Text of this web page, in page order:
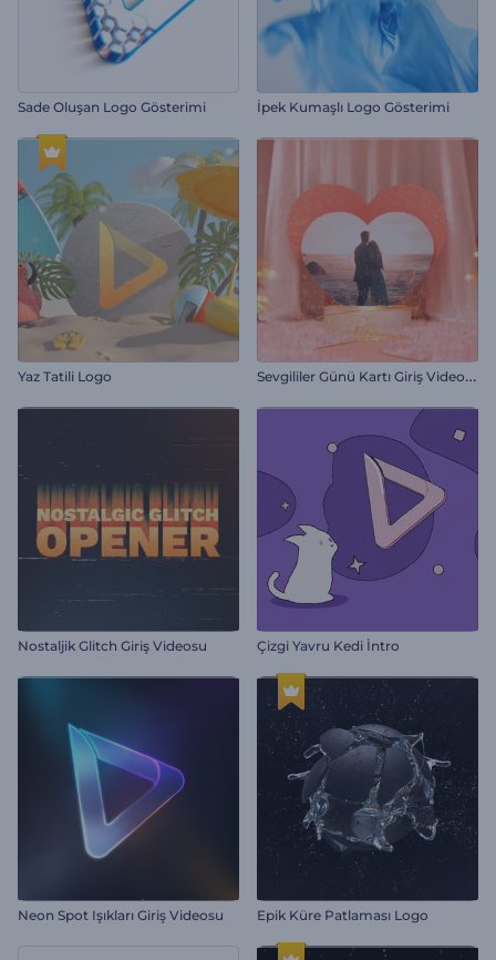
Sade Oluşan Logo Gösterimi İpek Kumaşlı Logo Gösterimi
Yaz Tatili Logo S
evgililer Günü Kartı Giriş Videosu
Nostaljik Glitch Giriş Videosu Çizgi Yavru Kedi İntro
Neon Spot Işıkları Giriş Videosu Epik Küre Patlaması Logo